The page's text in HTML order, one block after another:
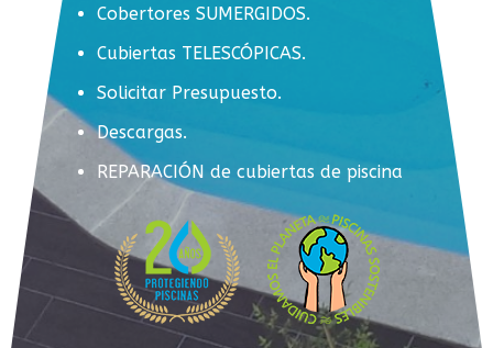
Cobertores SUMERGIDOS.
Cubiertas TELESCÓPICAS.
Solicitar Presupuesto.
Descargas.
REPARACIÓN de cubiertas de piscina